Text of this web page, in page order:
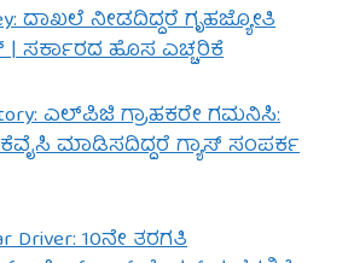
ದಾಖಲೆ ನೀಡದಿದ್ದರೆ ಗೃಹಜ್ಯೋತಿ
ಹೊಸ ಎಚ್ಚರಿಕೆ
ಎಲ್‌ಪಿಜಿ ಗ್ರಾಹಕರೇ ಗಮನಿಸಿ:
ಮಾಡಿಸದಿದ್ದರೆ ಗ್ಯಾಸ್ ಸಂಪರ್ಕ
Driver: 10ನೇ ತರಗತಿ